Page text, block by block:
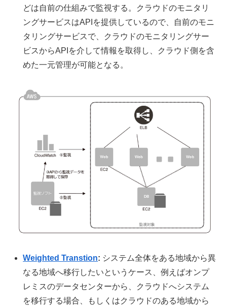
どは自前の仕組みで監視する。クラウドのモニタリ
ングサービスはAPIを提供しているので、自前のモニ
タリングサービスで、クラウドのモニタリングサー
ビスからAPIを介して情報を取得し、クラウド側を含
めた一元管理が可能となる。
Weighted Transtion: システム全体をある地域から異
なる地域へ移行したいというケース、例えばオンプ
レミスのデータセンターから、クラウドへシステム
を移行する場合、もしくはクラウドのある地域から